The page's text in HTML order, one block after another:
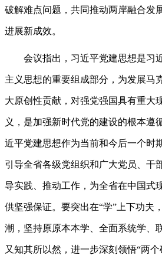
破解难点问题，共同推动两岸融合发
进展新成效。
会议指出，习近平党建思想是习
主义思想的重要组成部分，为发展马
大原创性贡献，对强党强国具有重大
义，是加强新时代党的建设的根本遵
近平党建思想作为当前和今后一个时
引导全省各级党组织和广大党员、干
导实践、推动工作，为全省在中国式
供坚强保证。要突出在“学”上下功夫
潮，坚持原原本本学、全面系统学、
又知其所以然，进一步深刻领悟“两